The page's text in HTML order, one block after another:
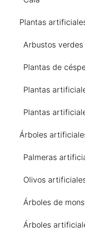
Plantas
Arbustos verdes
Plantas de
Plantas
Plantas
Árboles
Palmeras
Olivos
Árboles de
Árboles